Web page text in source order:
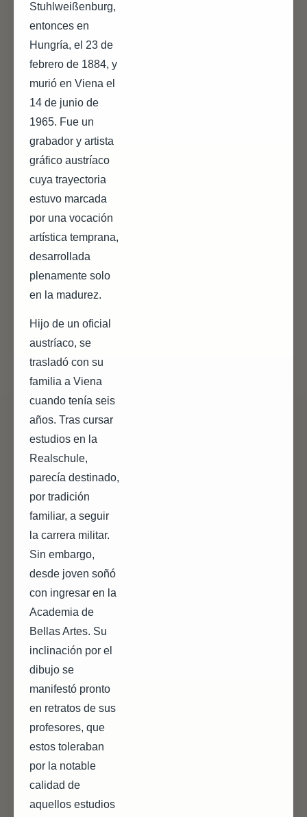
Stuhlweißenburg,
entonces en
Hungría, el 23 de
febrero de 1884, y
murió en Viena el
14 de junio de
1965. Fue un
grabador y artista
gráfico austríaco
cuya trayectoria
estuvo marcada
por una vocación
artística temprana,
desarrollada
plenamente solo
en la madurez.
Hijo de un oficial
austríaco, se
trasladó con su
familia a Viena
cuando tenía seis
años. Tras cursar
estudios en la
Realschule,
parecía destinado,
por tradición
familiar, a seguir
la carrera militar.
Sin embargo,
desde joven soñó
con ingresar en la
Academia de
Bellas Artes. Su
inclinación por el
dibujo se
manifestó pronto
en retratos de sus
profesores, que
estos toleraban
por la notable
calidad de
aquellos estudios